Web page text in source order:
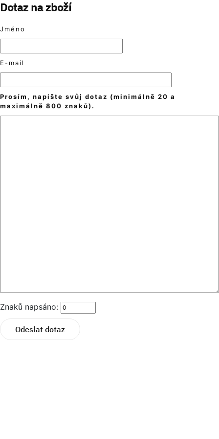
Dotaz na zboží
Jméno
E-mail
Prosím, napište svůj dotaz (minimálně 20 a
maximálně 800 znaků).
Znaků napsáno:
Odeslat dotaz